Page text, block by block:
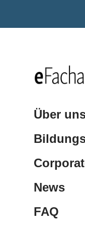
Über
News
FAQ